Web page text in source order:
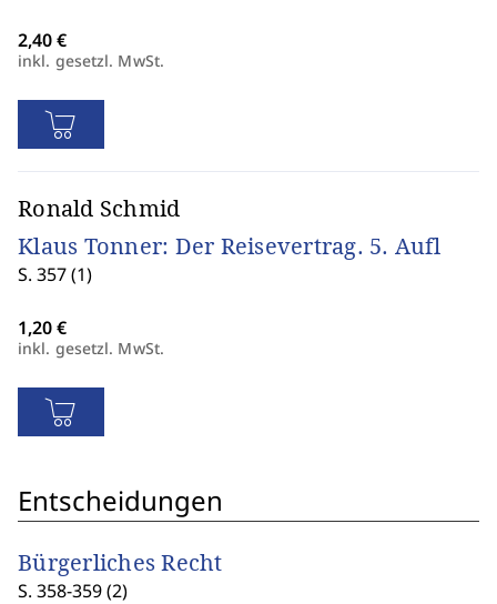
inkl. gesetzl. MwSt.
Ronald Schmid
Klaus Tonner: Der Reisevertrag. 5. Aufl
S. 357 (1)
inkl. gesetzl. MwSt.
Entscheidungen
Bürgerliches Recht
S. 358-359 (2)